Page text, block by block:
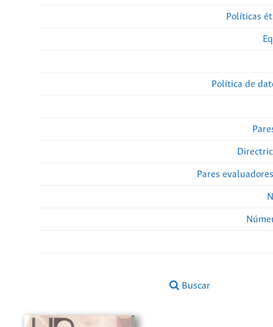
Políticas
Política de
Pares
Buscar